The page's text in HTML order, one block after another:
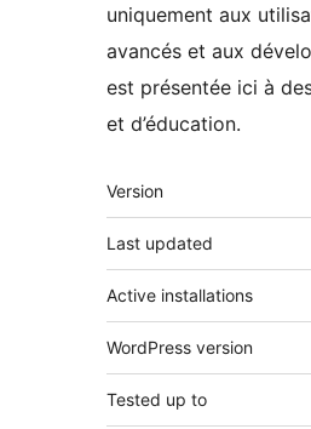
uniquement aux
avancés et aux
est présentée ici à
et d’éducation.
Méta
Version
Last updated
Active installations
WordPress version
Tested up to